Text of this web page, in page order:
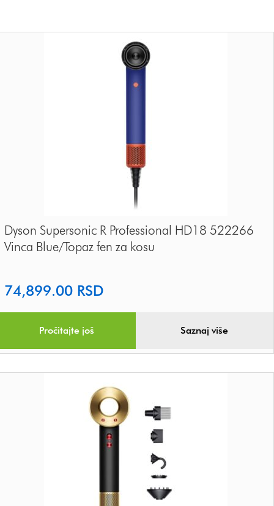
Dyson Supersonic R Professional HD18 522266
Vinca Blue/Topaz fen za kosu
74,899.00 RSD
Pročitajte još Saznaj više